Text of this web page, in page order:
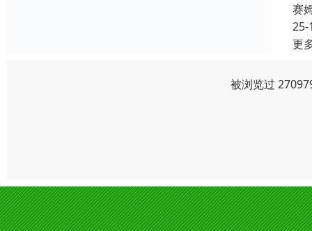
赛
25-
更
被浏览过